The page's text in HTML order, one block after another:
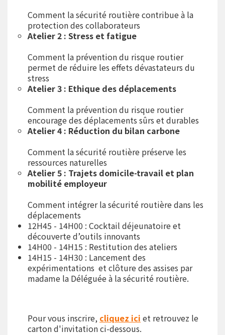
Comment la sécurité routière contribue à la
protection des collaborateurs
Atelier 2 : Stress et fatigue
Comment la prévention du risque routier
permet de réduire les effets dévastateurs du
stress
Atelier 3 : Ethique des déplacements
Comment la prévention du risque routier
encourage des déplacements sûrs et durables
Atelier 4 : Réduction du bilan carbone
Comment la sécurité routière préserve les
ressources naturelles
Atelier 5 : Trajets domicile-travail et plan
mobilité employeur
Comment intégrer la sécurité routière dans les
déplacements
12H45 - 14H00 : Cocktail déjeunatoire et
découverte d’outils innovants
14H00 - 14H15 : Restitution des ateliers
14H15 - 14H30 : Lancement des
expérimentations et clôture des assises par
madame la Déléguée à la sécurité routière.
Pour vous inscrire, cliquez ici et retrouvez le
carton d'invitation ci-dessous.